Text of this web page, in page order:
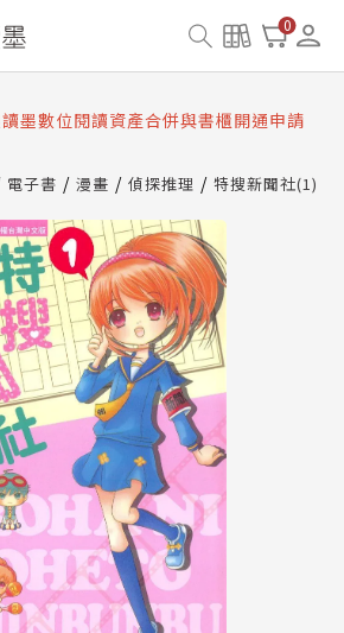
0
讀墨系統維護中，本站同步暫
讀墨數位閱讀資產合併與書櫃開通申請
墨 3 分鐘完成書櫃開通與資產合併申
書店服務升級重要說明及資產合併結果
讀墨系統維護中，本站同步暫
電子書 漫畫 偵探推理 特搜新聞社(1)